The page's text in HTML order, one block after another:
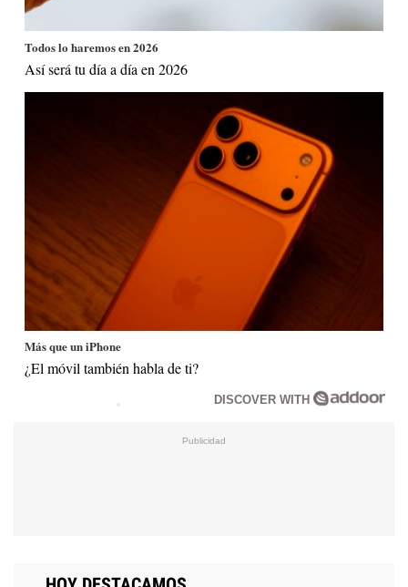
Todos lo haremos en 2026
Así será tu día a día en 2026
Más que un iPhone
¿El móvil también habla de ti?
DISCOVER WITH